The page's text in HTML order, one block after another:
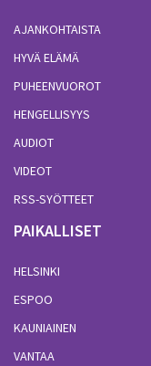
AJANKOHTAISTA
HYVÄ ELÄMÄ
PUHEENVUOROT
HENGELLISYYS
AUDIOT
VIDEOT
RSS-SYÖTTEET
PAIKALLISET
HELSINKI
ESPOO
KAUNIAINEN
VANTAA